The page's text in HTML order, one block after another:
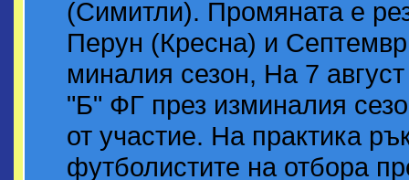
(Симитли). Промяната е
Перун (Кресна) и
миналия сезон, На 7
"Б" ФГ през изминалия
от участие. На практика
футболистите на отбора